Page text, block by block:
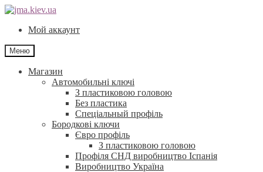
Перейти
навігації
Перейти
контентуМой аккаунт
Меню
Магазин
Автомобильні ключі
З пластиковою головою
Без пластика
Спеціальный профіль
Бородкові ключи
Євро профіль
З пластиковою головою
Профіля СНД виробництво Іспанія
Виробництво Україна